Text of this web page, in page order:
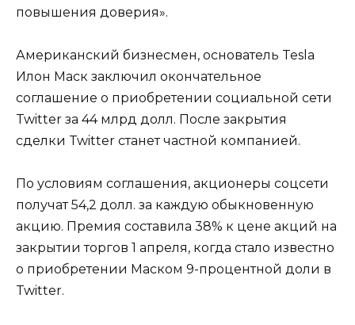
повышения доверия».
Американский бизнесмен, основатель Tesla
Илон Маск заключил окончательное
соглашение о приобретении социальной сети
Twitter за 44 млрд долл. После закрытия
сделки Twitter станет частной компанией.
По условиям соглашения, акционеры соцсети
получат 54,2 долл. за каждую обыкновенную
акцию. Премия составила 38% к цене акций на
закрытии торгов 1 апреля, когда стало известно
о приобретении Маском 9-процентной доли в
Twitter.